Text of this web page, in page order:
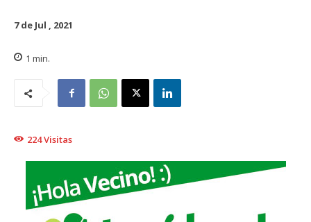
7 de Jul , 2021
1 min.
224Visitas